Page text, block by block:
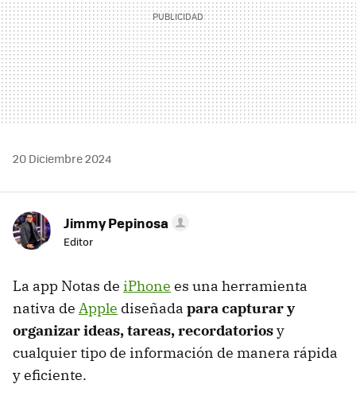
20 Diciembre 2024
Jimmy Pepinosa
Editor
La app Notas de iPhone es una herramienta
nativa de Apple diseñada para capturar y
organizar ideas, tareas, recordatoriosy
cualquier tipo de información de manera rápida
y eficiente.